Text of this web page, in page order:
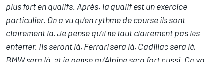
plus fort en qualifs. Après, la qualif est un exercice
particulier. On a vu qu'en rythme de course ils sont
clairement là. Je pense qu'il ne faut clairement pas les
enterrer. Ils seront là, Ferrari sera là, Cadillac sera là,
BMW sera là, et je pense qu'Alpine sera fort aussi. Ça va